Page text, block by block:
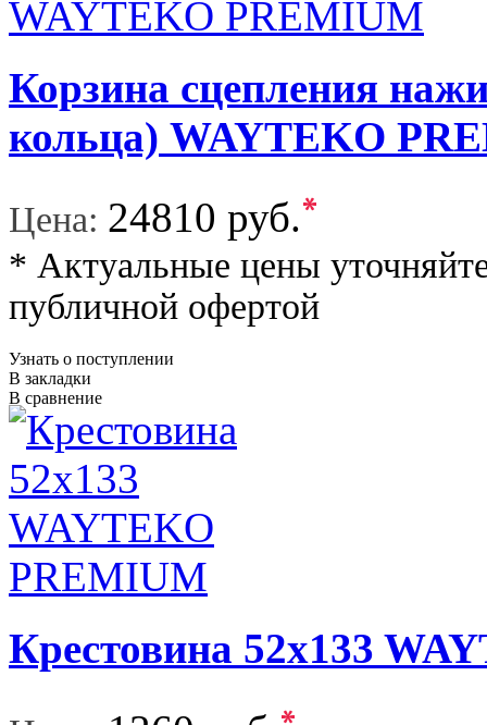
Корзина сцепления
кольца) WAYTEKO
Цена: 24810 руб.*
* Актуальные цены
публичной офертой
Узнать о поступлении
В закладки
В сравнение
Крестовина 52x133